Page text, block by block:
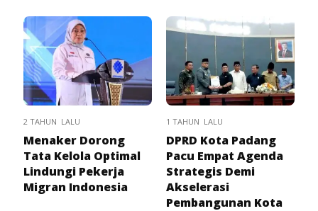
2 TAHUN LALU
Menaker Dorong
Tata Kelola Optimal
Lindungi Pekerja
Migran Indonesia
1 TAHUN LALU
DPRD Kota Padang
Pacu Empat Agenda
Strategis Demi
Akselerasi
Pembangunan Kota